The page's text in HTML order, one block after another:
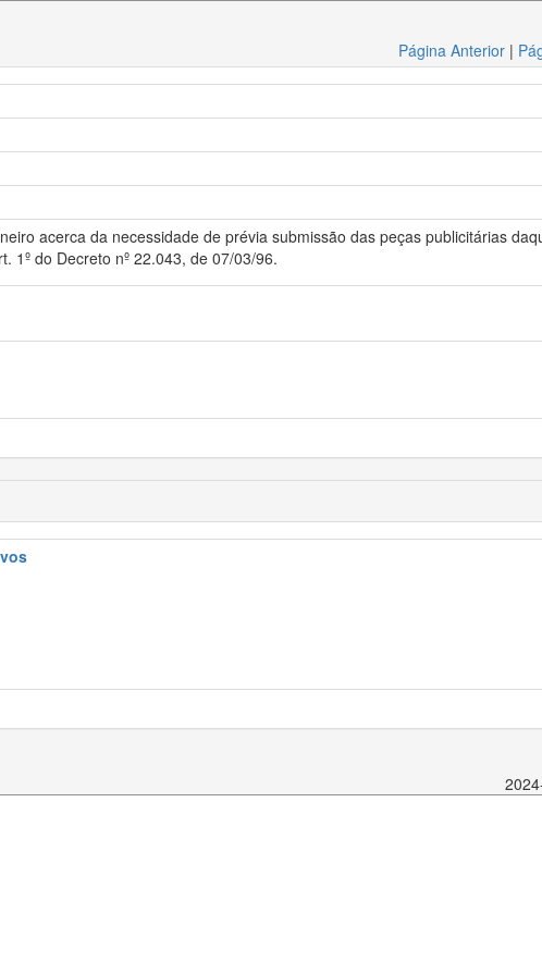
Página Anterior |
acerca da necessidade de prévia submissão das peças publicitárias
1º do Decreto nº 22.043, de 07/03/96.